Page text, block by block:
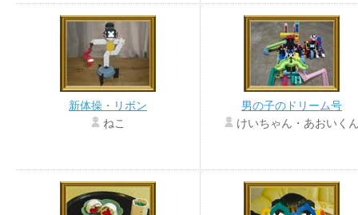
新体操・リボン
ねこ
男の子のドリーム号
けいちゃん・あおいく